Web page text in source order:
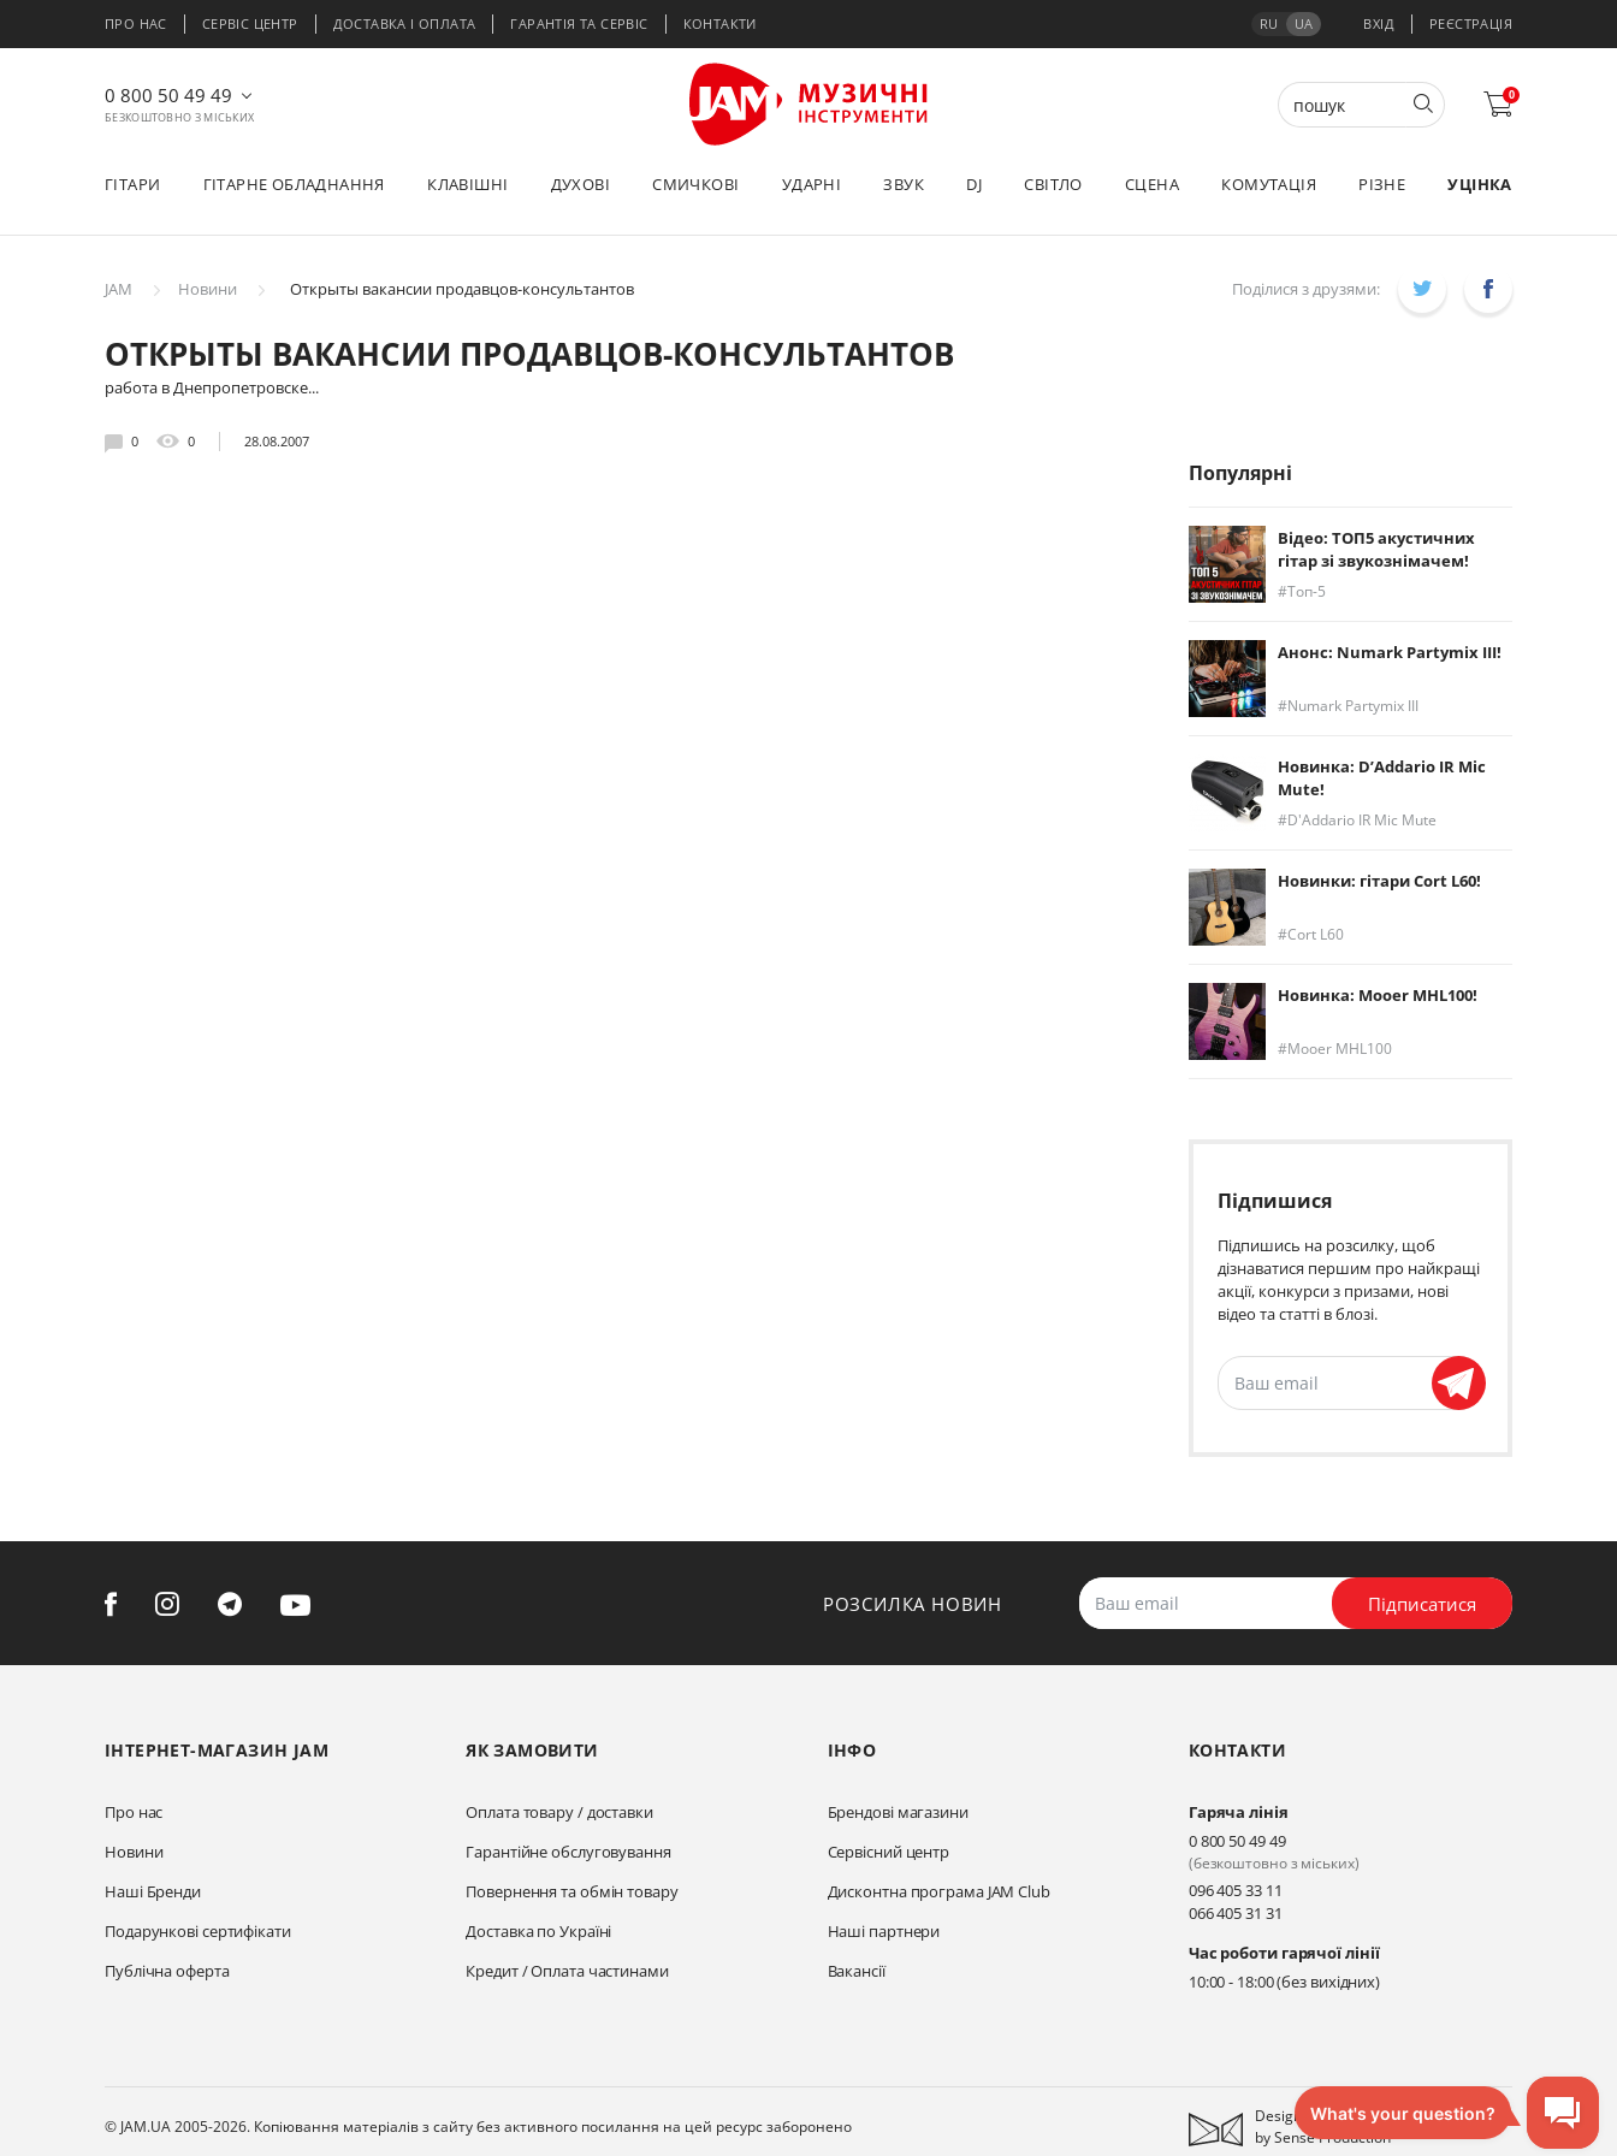
ПРО НАС СЕРВІС ЦЕНТР ДОСТАВКА І ОПЛАТА ГАРАНТІЯ ТА СЕРВІС КОНТАКТИ RU UA ВХІД РЕЄСТРАЦІЯ
0 800 50 49 49
БЕЗКОШТОВНО З МІСЬКИХ
0
ГІТАРИ ГІТАРНЕ ОБЛАДНАННЯ КЛАВІШНІ ДУХОВІ СМИЧКОВІ УДАРНІ ЗВУК DJ СВІТЛО СЦЕНА КОМУТАЦІЯ РІЗНЕ УЦІНКА
JAM Новини Открыты вакансии продавцов-консультантов
ОТКРЫТЫ ВАКАНСИИ ПРОДАВЦОВ-КОНСУЛЬТАНТОВ
работа в Днепропетровске...
0 0 28.08.2007
Поділися з друзями:
Популярні
Відео: ТОП5 акустичних
гітар зі звукознімачем!
Топ-5
Анонс: Numark Partymix III!
Numark Partymix III
Новинка: D’Addario IR Mic
Mute!
D'Addario IR Mic Mute
Новинки: гітари Cort L60!
Cort L60
Новинка: Mooer MHL100!
Mooer MHL100
Підпишися
Підпишись на розсилку, щоб
дізнаватися першим про найкращі
акції, конкурси з призами, нові
відео та статті в блозі.
РОЗСИЛКА НОВИН Підписатися
ІНТЕРНЕТ-МАГАЗИН JAM
Про нас
Новини
Наші Бренди
Подарункові сертифікати
Публічна оферта
ЯК ЗАМОВИТИ
Оплата товару / доставки
Гарантійне обслуговування
Повернення та обмін товару
Доставка по Україні
Кредит / Оплата частинами
ІНФО
Брендові магазини
Сервісний центр
Дисконтна програма JAM Club
Наші партнери
Вакансії
КОНТАКТИ
Гаряча лінія
0 800 50 49 49
(безкоштовно з міських)
096 405 33 11
066 405 31 31
Час роботи гарячої лінії
10:00 - 18:00 (без вихідних)
© JAM.UA 2005-2026. Копіювання матеріалів з сайту без активного посилання на цей ресурс заборонено
Designed
bySense Production